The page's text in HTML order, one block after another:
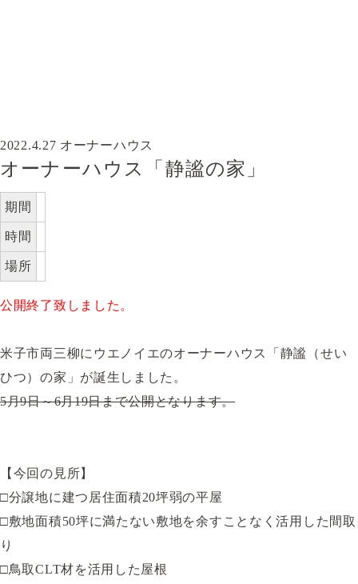
2022.4.27 オーナーハウス
オーナーハウス「静謐の家」
期間
時間
場所
公開終了致しました。
米子市両三柳にウエノイエのオーナーハウス「静謐（せい
ひつ）の家」が誕生しました。
5月9日～6月19日まで公開となります。
【今回の見所】
□分譲地に建つ居住面積20坪弱の平屋
□敷地面積50坪に満たない敷地を余すことなく活用した間取
り
□鳥取CLT材を活用した屋根